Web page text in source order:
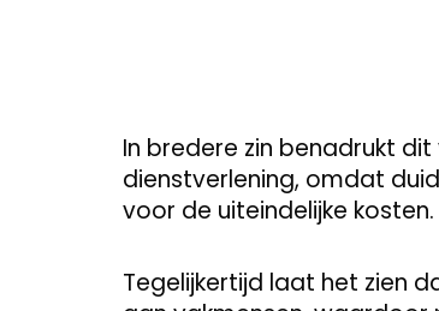
In bredere zin benadrukt
dienstverlening, omdat
voor de uiteindelijke kosten.
Tegelijkertijd laat het zien